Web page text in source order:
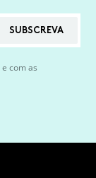
SUBSCREVA
e com as